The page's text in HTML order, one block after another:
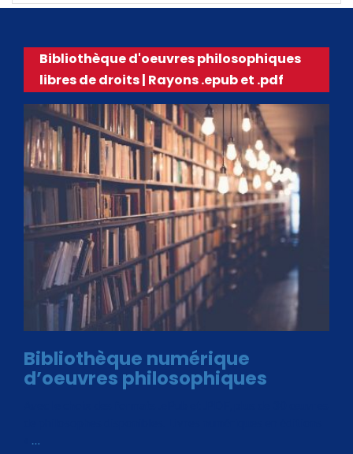
Bibliothèque d'oeuvres philosophiques
libres de droits | Rayons .epub et .pdf
Bibliothèque numérique
d’oeuvres philosophiques
…